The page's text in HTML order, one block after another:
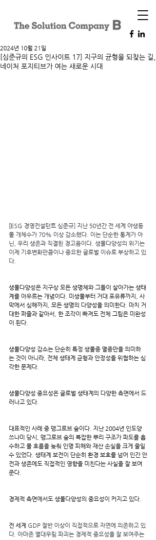
[심준규의 ESG 인사이트 17] 지구의 균형을 되찾는 길,
네이처 포지티브가 여는 새로운 시대
2024년 10월 21일
[ESG 경영컨설턴트 심준규] 지난 50년간 전 세계 야생동
물 개체수가 70% 이상 감소했다. 이는 단순한 통계가 아
닌, 우리 생존과 직결된 경고음이다. 생물다양성의 위기는
이제 기후변화만큼이나 중요한 글로벌 이슈로 부상하고 있
다.
생물다양성은 지구상 모든 생명체와 그들이 살아가는 생태
계를 아우르는 개념이다. 미생물부터 거대 포유류까지, 사
막에서 심해까지, 모든 생명의 다양성을 의미한다. 마치 거
대한 퍼즐과 같아서, 한 조각이 빠져도 전체 그림은 미완성
이 된다.
생물다양성 감소는 단순히 특정 생물종 멸종만을 의미하
는 것이 아니라, 전체 생태계 균형과 안정성을 위협하는 심
각한 문제다.
생물다양성 중요성은 글로벌 생태계의 다양한 측면에서 드
러나고 있다.
대표적인 사례 중 맹그로브 숲이다. 지난 2004년 인도양
쓰나미 당시, 맹그로브 숲의 복잡한 뿌리 구조가 파도를 흡
수하고 물 흐름을 늦춰 인명 피해와 재산 손실을 크게 줄일
수 있었다. 생태계 보전이 단순히 환경 보호를 넘어 인간 안
전과 생존에도 직접적인 영향을 미친다는 사실을 잘 보여
준다.
경제적 측면에서도 생물다양성의 중요성이 커지고 있다.
전 세계 GDP 절반 이상이 직접적으로 자연에 의존하고 있
다. 아마존 열대우림 파괴는 경제적 중요성을 잘 보여주는